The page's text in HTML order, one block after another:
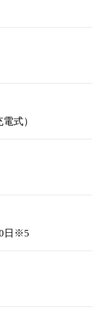
式）
日※5